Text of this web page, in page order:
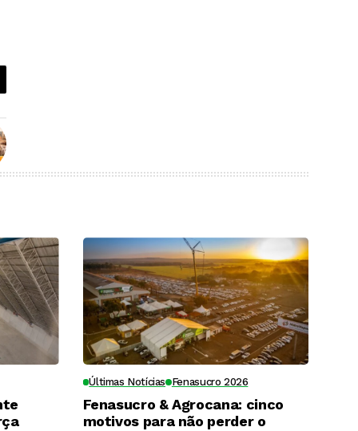
Últimas Notícias Fenasucro 2026
Fenasucro & Agrocana: cinco
motivos para não perder o